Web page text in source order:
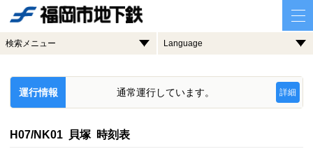
検索メニュー Language
運行情報 通常運行しています。 詳細
H07/NK01 貝塚 時刻表